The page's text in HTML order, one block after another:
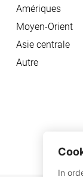
Amériques
Moyen-Orient
Asie centrale
Autre
In